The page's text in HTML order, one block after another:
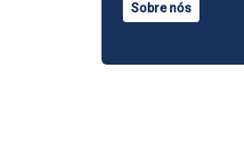
Sobre nós